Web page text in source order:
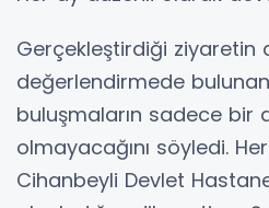
Gerçekleştirdiği ziyaretin
değerlendirmede
buluşmaların sadece bir
olmayacağını söyledi.
Cihanbeyli Devlet